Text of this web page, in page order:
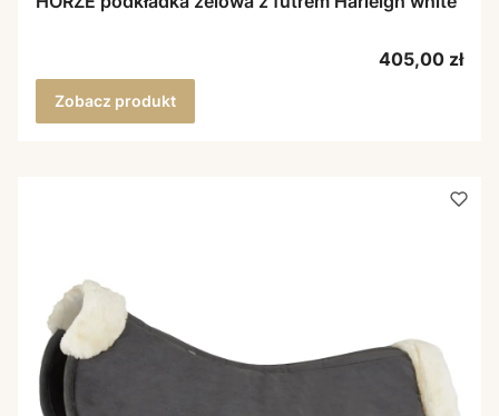
Cena
405,00 zł
Zobacz produkt